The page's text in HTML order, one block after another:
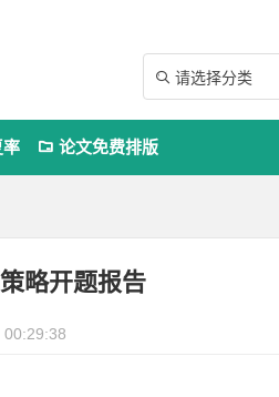
 请选择分类
率  论文免费排版
略开题报告
00:29:38